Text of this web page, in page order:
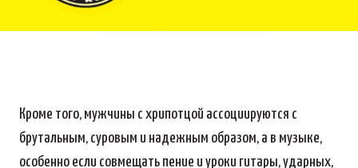
Кроме того, мужчины с хрипотцой ассоциируются с
брутальным, суровым и надежным образом, а в музыке,
особенно если совмещать пение и уроки гитары, ударных,